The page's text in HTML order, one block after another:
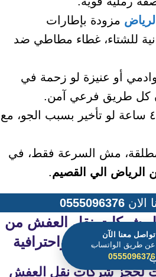
تواصل معنا الآن
عن طريق الواتساب
0555096376
مزودة بإطارات
للشتاء، غطاء مطاطي ضد
أو عنيزة لو زحمة في
كل طريق فرعي آمن.
تخزين مؤقت مجاني ٤٨ ساعة لو تأخير بسبب الجو، مع
مطلقة، مش السرعة فقط، في
الي القصيم.
الان0555096376
شركات نقل العفش من
الأكثر شمولية واحترافية
لحجزشركات نقل العفش